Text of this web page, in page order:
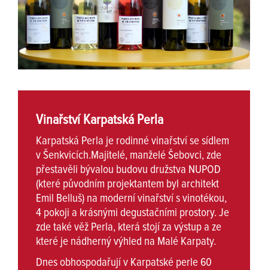
Vinařství Karpatská Perla
Karpatská Perla je rodinné vinařství se sídlem
v Šenkvicích.Majitelé, manželé Šebovci, zde
přestavěli bývalou budovu družstva NUPOD
(které původním projektantem byl architekt
Emil Belluš) na moderní vinařství s vinotékou,
4 pokoji a krásnými degustačními prostory. Je
zde také věž Perla, která stojí za výstup a ze
které je nádherný výhled na Malé Karpaty.
Dnes obhospodařují v Karpatské perle 60